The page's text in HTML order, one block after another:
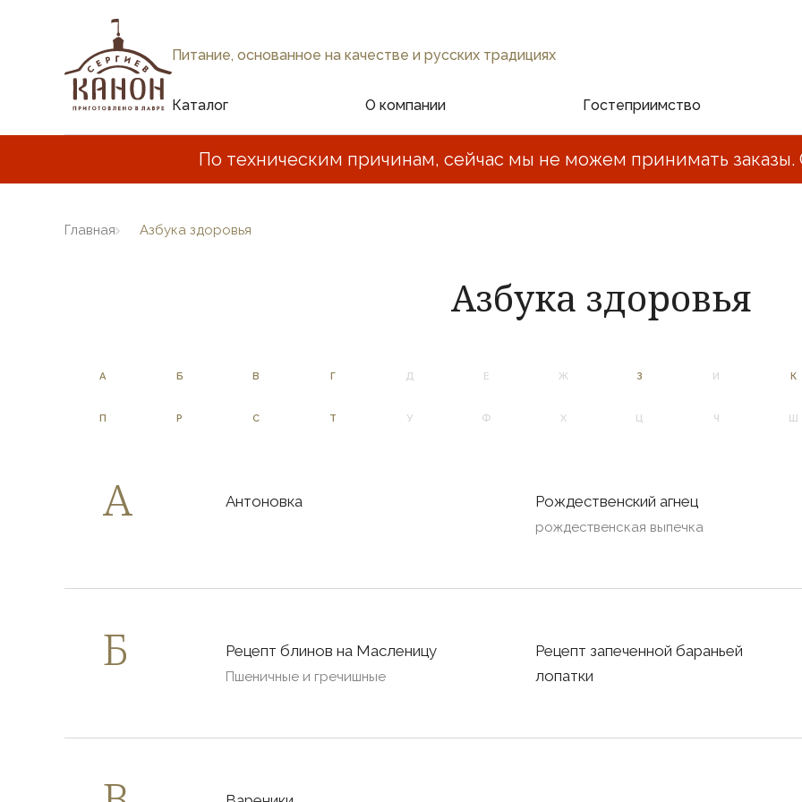
Питание, основанное на качестве и русских традициях
Каталог О компании Гостеприимство
По техническим причинам, сейчас мы не можем принимать заказы.
Главная Азбука здоровья
Азбука здоровья
А Б В Г Д Е Ж З И К
П Р С Т У Ф Х Ц Ч Ш
Антоновка Рождественский агнец
рождественская выпечка
Рецепт блинов на Масленицу
Пшеничные и гречишные
Рецепт запеченной бараньей
лопатки